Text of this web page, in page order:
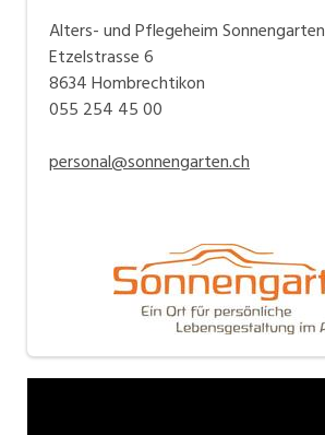
Alters- und Pflegeheim Sonnengarten
Etzelstrasse 6
8634 Hombrechtikon
055 254 45 00
personal@sonnengarten.ch